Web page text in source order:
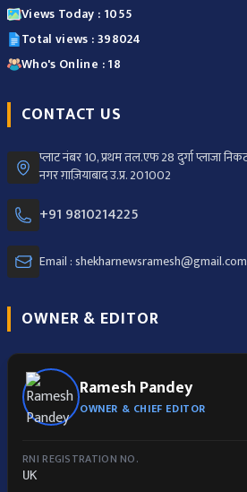
Views Today : 1055
Total views : 398024
Who's Online : 18
CONTACT US
प्लाट नंबर 10, प्रथम तल.एफ 28 दुर्गा प्लाजा
नगर ग़ाज़ियाबाद उ.प्र. 201002
+91 9810214225
Email : shekharnewsramesh@gmail.com
OWNER & EDITOR
Ramesh Pandey
OWNER & CHIEF EDITOR
RNI REGISTRATION NO.
UK